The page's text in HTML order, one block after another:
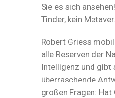
Sie es sich
Tinder, kein
Robert Griess
alle Reserven der
Intelligenz und gibt
überraschende
großen Fragen: Hat